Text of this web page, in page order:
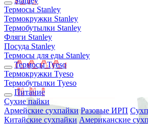
Термосы Stanley
Термокружки Stanley
Термобутылки Stanley
Фляги Stanley
Посуда Stanley
Термосы для еды Stanley
Термосы Tyeso
Термокружки Tyeso
Термобутылки Tyeso
Питание
Сухие пайки
Армейские сухпайки Разовые ИРП
Китайские сухпайки Американские